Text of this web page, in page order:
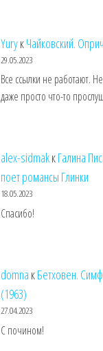
YuryкЧайковский.
29.05.2023
Все ссылки не работают.
даже просто что-то
alex-sidmakкГалина
поет романсы Глинки
18.05.2023
Спасибо!
domna кБетховен.
(1963)
27.04.2023
С почином!